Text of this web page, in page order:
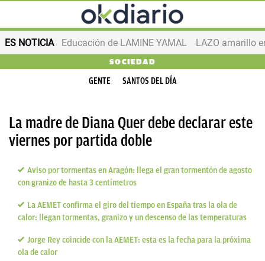
ES NOTICIA Educación de LAMINE YAMAL LAZO amarillo
SOCIEDAD
GENTE SANTOS DEL DÍA
La madre de Diana Quer debe declarar este
viernes por partida doble
Aviso por tormentas en Aragón: llega el gran tormentón de agosto
con granizo de hasta 3 centímetros
La AEMET confirma el giro del tiempo en España tras la ola de
calor: llegan tormentas, granizo y un descenso de las temperaturas
Jorge Rey coincide con la AEMET: esta es la fecha para la próxima
ola de calor